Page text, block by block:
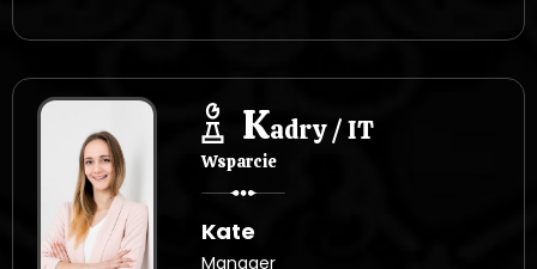
Kadry / IT
Wsparcie
Kate
Manager